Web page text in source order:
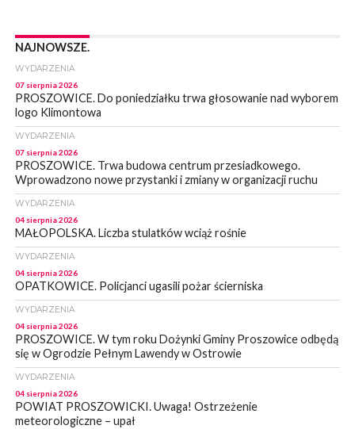
NAJNOWSZE.
WYDARZENIA
07 sierpnia 2026
PROSZOWICE. Do poniedziałku trwa głosowanie nad wyborem
logo Klimontowa
WYDARZENIA
07 sierpnia 2026
PROSZOWICE. Trwa budowa centrum przesiadkowego.
Wprowadzono nowe przystanki i zmiany w organizacji ruchu
WYDARZENIA
04 sierpnia 2026
MAŁOPOLSKA. Liczba stulatków wciąż rośnie
WYDARZENIA
04 sierpnia 2026
OPATKOWICE. Policjanci ugasili pożar ścierniska
WYDARZENIA
04 sierpnia 2026
PROSZOWICE. W tym roku Dożynki Gminy Proszowice odbędą
się w Ogrodzie Pełnym Lawendy w Ostrowie
WYDARZENIA
04 sierpnia 2026
POWIAT PROSZOWICKI. Uwaga! Ostrzeżenie
meteorologiczne – upał